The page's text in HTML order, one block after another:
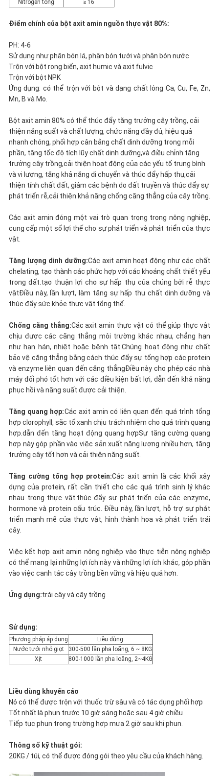
TRANG
WEB
CHÍNH
SÁCH
MẬT
Nitrogen tổng
≥ 16
Điểm chính của bột axit amin nguồn thực vật 80%:
PH: 4-6
Sử dụng như phân bón lá, phân bón tưới và phân bón nước
Trộn với bột rong biển, axit humic và axit fulvic
Trộn với bột NPK
Ứng dụng: có thể trộn với bột và dạng chất lỏng Ca, Cu, Fe, Zn,
Mn, B và Mo.
Bột axit amin 80% có thể thúc đẩy tăng trưởng cây trồng, cải
thiện năng suất và chất lượng, chức năng đầy đủ, hiệu quả
nhanh chóng, phối hợp cân bằng chất dinh dưỡng trong mỗi
phần, tăng tốc độ tích lũy chất dinh dưỡng,và điều chỉnh tăng
trưởng cây trồng,cải thiện hoạt động của các yếu tố trung bình
và vi lượng, tăng khả năng di chuyển và thúc đẩy hấp thụ,cải
thiện tính chất đất, giảm các bệnh do đất truyền và thúc đẩy sự
phát triển rễ,cải thiện khả năng chống căng thẳng của cây trồng.
Các axit amin đóng một vai trò quan trọng trong nông nghiệp,
cung cấp một số lợi thế cho sự phát triển và phát triển của thực
vật.
Tăng lượng dinh dưỡng:Các axit amin hoạt động như các chất
chelating, tạo thành các phức hợp với các khoáng chất thiết yếu
trong đất.tạo thuận lợi cho sự hấp thụ của chúng bởi rễ thực
vậtĐiều này, lần lượt, làm tăng sự hấp thụ chất dinh dưỡng và
thúc đẩy sức khỏe thực vật tổng thể.
Chống căng thẳng:Các axit amin thực vật có thể giúp thực vật
chịu được các căng thẳng môi trường khác nhau, chẳng hạn
như hạn hán, nhiệt hoặc bệnh tật.Chúng hoạt động như chất
bảo vệ căng thẳng bằng cách thúc đẩy sự tổng hợp các protein
và enzyme liên quan đến căng thẳngĐiều này cho phép các nhà
máy đối phó tốt hơn với các điều kiện bất lợi, dẫn đến khả năng
phục hồi và năng suất được cải thiện.
Tăng quang hợp:Các axit amin có liên quan đến quá trình tổng
hợp clorophyll, sắc tố xanh chịu trách nhiệm cho quá trình quang
hợp.dẫn đến tăng hoạt động quang hợpSự tăng cường quang
hợp này góp phần vào việc sản xuất năng lượng nhiều hơn, tăng
trưởng cây tốt hơn và cải thiện năng suất.
Tăng cường tổng hợp protein:Các axit amin là các khối xây
dựng của protein, rất cần thiết cho các quá trình sinh lý khác
nhau trong thực vật.thúc đẩy sự phát triển của các enzyme,
hormone và protein cấu trúc. Điều này, lần lượt, hỗ trợ sự phát
triển mạnh mẽ của thực vật, hình thành hoa và phát triển trái
cây.
Việc kết hợp axit amin nông nghiệp vào thực tiễn nông nghiệp
có thể mang lại những lợi ích này và những lợi ích khác, góp phần
vào việc canh tác cây trồng bền vững và hiệu quả hơn.
Ứng dụng:trái cây và cây trồng
Sử dụng:
Phương pháp áp dụng
Liều dùng
Nước tưới nhỏ giọt
300-500 lần pha loãng, 6 ~ 8KG
Xịt
800-1000 lần pha loãng, 2~4KG
Liều dùng khuyến cáo
Nó có thể được trộn với thuốc trừ sâu và có tác dụng phối hợp
Tốt nhất là phun trước 10 giờ sáng hoặc sau 4 giờ chiều
Tiếp tục phun trong trường hợp mưa 2 giờ sau khi phun.
Thông số kỹ thuật gói:
20KG / túi, có thể được đóng gói theo yêu cầu của khách hàng.